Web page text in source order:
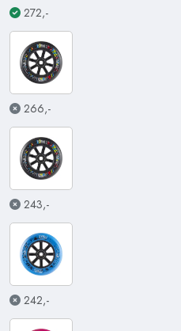
272,-
266,-
243,-
242,-